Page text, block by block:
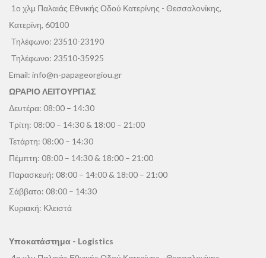
1ο χλμ Παλαιάς Εθνικής Οδού Κατερίνης - Θεσσαλονίκης,
Κατερίνη, 60100
Τηλέφωνο: 23510-23190
Τηλέφωνο: 23510-35925
Email: info@n-papageorgiou.gr
ΩΡΑΡΙΟ ΛΕΙΤΟΥΡΓΙΑΣ
Δευτέρα: 08:00 – 14:30
Τρίτη: 08:00 – 14:30 & 18:00 – 21:00
Τετάρτη: 08:00 – 14:30
Πέμπτη: 08:00 – 14:30 & 18:00 – 21:00
Παρασκευή: 08:00 – 14:00 & 18:00 – 21:00
Σάββατο: 08:00 – 14:30
Κυριακή: Κλειστά
Υποκατάστημα - Logistics